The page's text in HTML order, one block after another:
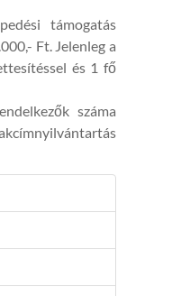
támogatás
Ft. Jelenleg a
és 1 fő
száma